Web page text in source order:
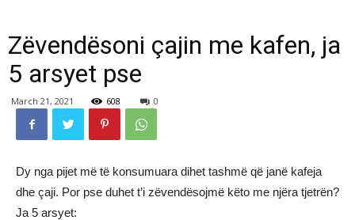
Zëvendësoni çajin me kafen, ja
5 arsyet pse
March 21, 2021 608 0
Dy nga pijet më të konsumuara dihet tashmë që janë kafeja
dhe çaji. Por pse duhet t’i zëvendësojmë këto me njëra tjetrën?
Ja 5 arsyet: